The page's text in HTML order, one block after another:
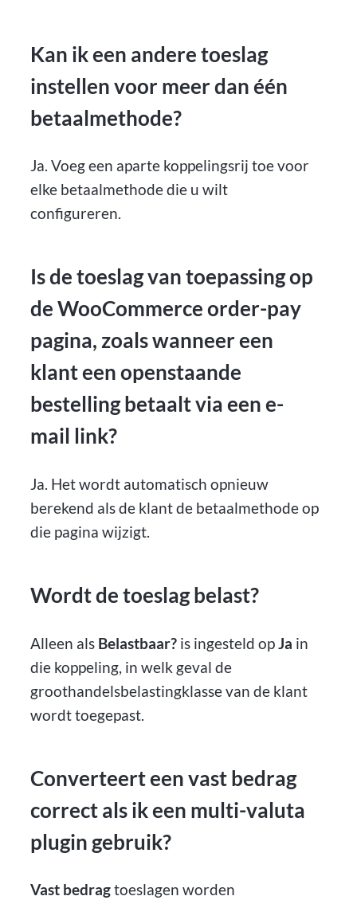
Kan ik een andere toeslag
instellen voor meer dan één
betaalmethode?
Ja. Voeg een aparte koppelingsrij toe voor
elke betaalmethode die u wilt
configureren.
Is de toeslag van toepassing op
de WooCommerce order-pay
pagina, zoals wanneer een
klant een openstaande
bestelling betaalt via een e-
mail link?
Ja. Het wordt automatisch opnieuw
berekend als de klant de betaalmethode op
die pagina wijzigt.
Wordt de toeslag belast?
Alleen als Belastbaar? is ingesteld op Ja in
die koppeling, in welk geval de
groothandelsbelastingklasse van de klant
wordt toegepast.
Converteert een vast bedrag
correct als ik een multi-valuta
plugin gebruik?
Vast bedragtoeslagen worden